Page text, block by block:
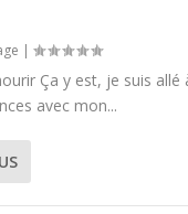
|
Ça y est, je suis allé
avec mon...